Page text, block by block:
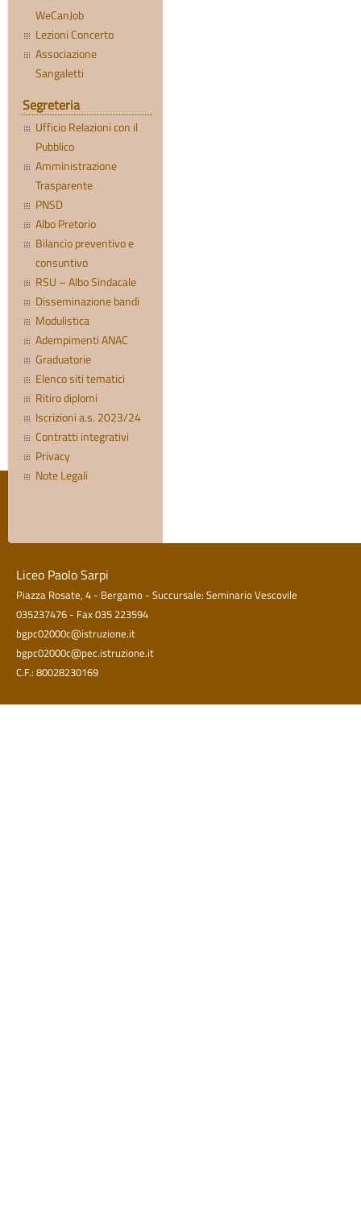
WeCanJob
Lezioni Concerto
Associazione
Sangaletti
Segreteria
Ufficio Relazioni con il
Pubblico
Amministrazione
Trasparente
PNSD
Albo Pretorio
Bilancio preventivo e
consuntivo
RSU – Albo Sindacale
Disseminazione bandi
Modulistica
Adempimenti ANAC
Graduatorie
Elenco siti tematici
Ritiro diplomi
Iscrizioni a.s. 2023/24
Contratti integrativi
Privacy
Note Legali
Liceo Paolo Sarpi
Piazza Rosate, 4 - Bergamo - Succursale: Seminario Vescovile
035237476 - Fax 035 223594
bgpc02000c@istruzione.it
bgpc02000c@pec.istruzione.it
C.F.: 80028230169